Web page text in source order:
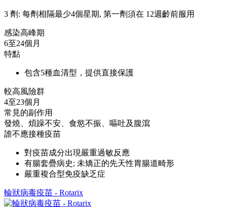
3 劑: 每劑相隔最少4個星期, 第一劑須在 12週齡前服用
感染高峰期
6至24個月
特點
包含5種血清型，提供直接保護
較高風險群
4至23個月
常見的副作用
發燒、煩躁不安、食慾不振、嘔吐及腹瀉
誰不應接種疫苗
對疫苗成分出現嚴重過敏反應
有腸套疊病史; 未矯正的先天性胃腸道畸形
嚴重複合型免疫缺乏症
輪狀病毒疫苗 - Rotarix